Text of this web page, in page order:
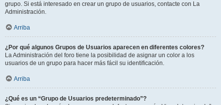
grupo. Si está interesado en crear un grupo de usuarios, contacte con La
Administración.
Arriba
¿Por qué algunos Grupos de Usuarios aparecen en diferentes colores?
La Administración del foro tiene la posibilidad de asignar un color a los
usuarios de un grupo para hacer más fácil su identificación.
Arriba
¿Qué es un “Grupo de Usuarios predeterminado”?